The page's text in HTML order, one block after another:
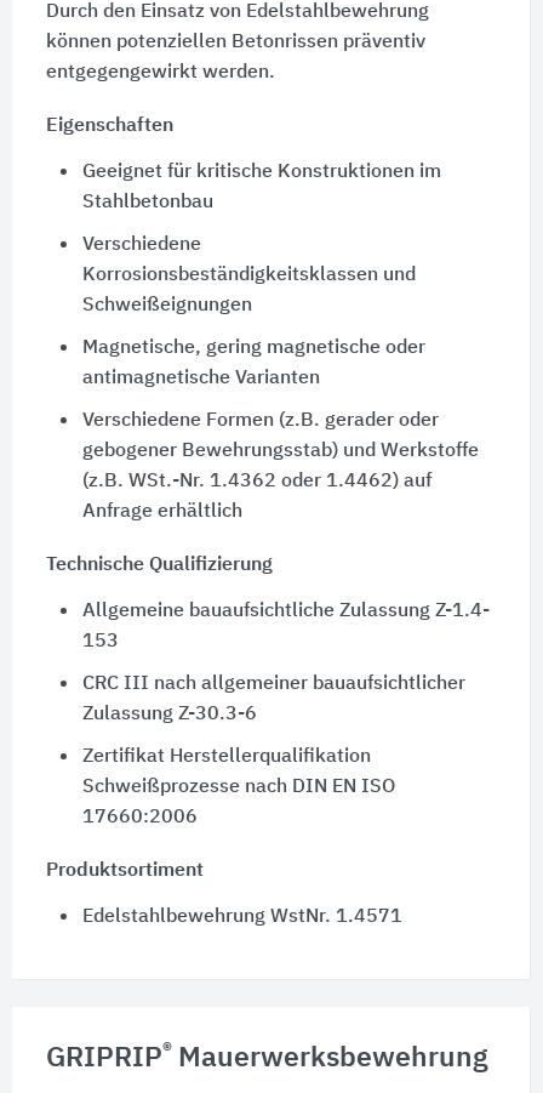
Durch den Einsatz von Edelstahlbewehrung
können potenziellen Betonrissen präventiv
entgegengewirkt werden.
Eigenschaften
Geeignet für kritische Konstruktionen im
Stahlbetonbau
Verschiedene
Korrosionsbeständigkeitsklassen und
Schweißeignungen
Magnetische, gering magnetische oder
antimagnetische Varianten
Verschiedene Formen (z.B. gerader oder
gebogener Bewehrungsstab) und Werkstoffe
(z.B. WSt.-Nr. 1.4362 oder 1.4462) auf
Anfrage erhältlich
Technische Qualifizierung
Allgemeine bauaufsichtliche Zulassung Z-1.4-
153
CRC III nach allgemeiner bauaufsichtlicher
Zulassung Z-30.3-6
Zertifikat Herstellerqualifikation
Schweißprozesse nach DIN EN ISO
17660:2006
Produktsortiment
Edelstahlbewehrung WstNr. 1.4571
GRIPRIP® Mauerwerksbewehrung